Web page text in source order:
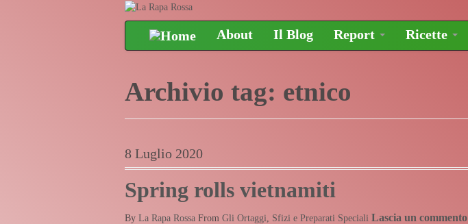
About Il Blog Report Ricette
Archivio tag: etnico
8 Luglio 2020
Spring rolls vietnamiti
By La Rapa Rossa From Gli Ortaggi Sfizi e Preparati Speciali Lascia un commento